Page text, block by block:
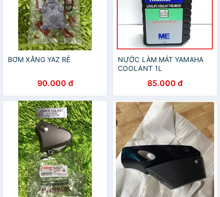
BƠM XĂNG YAZ RẺ
90.000 đ
NƯỚC LÀM MÁT YAMAHA
COOLANT 1L
85.000 đ